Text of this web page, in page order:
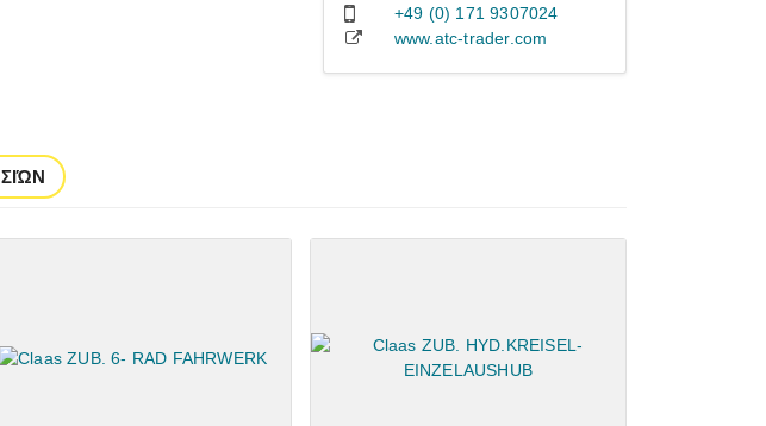
+49 (0) 171 9307024
www.atc-trader.com